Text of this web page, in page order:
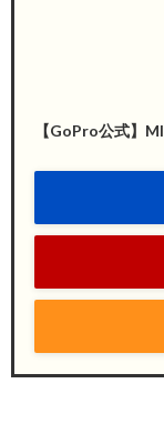
【GoPro公式】